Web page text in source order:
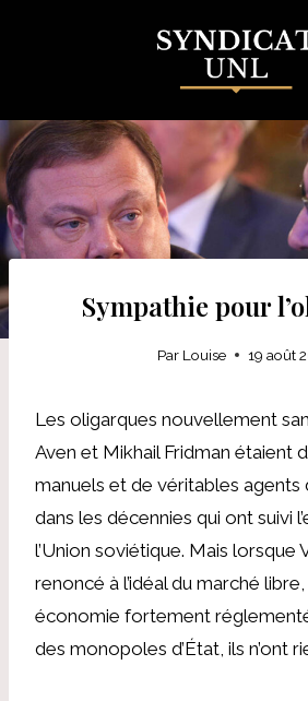
Sympathie pour
Par Louise 19 août
Les oligarques nouvellement
Aven et Mikhail Fridman étaient
manuels et de véritables agents
dans les décennies qui ont suivi
l’Union soviétique. Mais lorsque
renoncé à l’idéal du marché libre,
économie fortement
des monopoles d’État, ils n’ont